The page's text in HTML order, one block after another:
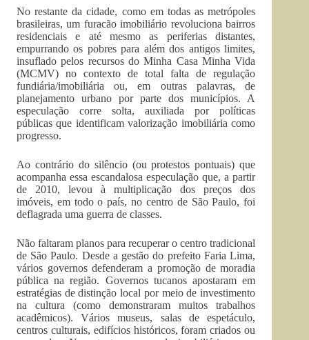
No restante da cidade, como em todas as metrópoles
brasileiras, um furacão imobiliário revoluciona bairros
residenciais e até mesmo as periferias distantes,
empurrando os pobres para além dos antigos limites,
insuflado pelos recursos do Minha Casa Minha Vida
(MCMV) no contexto de total falta de regulação
fundiária/imobiliária ou, em outras palavras, de
planejamento urbano por parte dos municípios. A
especulação corre solta, auxiliada por políticas
públicas que identificam valorização imobiliária como
progresso.
Ao contrário do silêncio (ou protestos pontuais) que
acompanha essa escandalosa especulação que, a partir
de 2010, levou à multiplicação dos preços dos
imóveis, em todo o país, no centro de São Paulo, foi
deflagrada uma guerra de classes.
Não faltaram planos para recuperar o centro tradicional
de São Paulo. Desde a gestão do prefeito Faria Lima,
vários governos defenderam a promoção de moradia
pública na região. Governos tucanos apostaram em
estratégias de distinção local por meio de investimento
na cultura (como demonstraram muitos trabalhos
acadêmicos). Vários museus, salas de espetáculo,
centros culturais, edifícios históricos, foram criados ou